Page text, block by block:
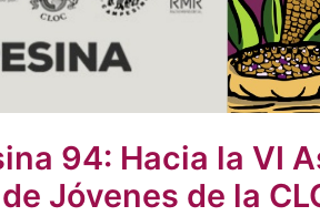
94: Hacia la VI
Jóvenes de la